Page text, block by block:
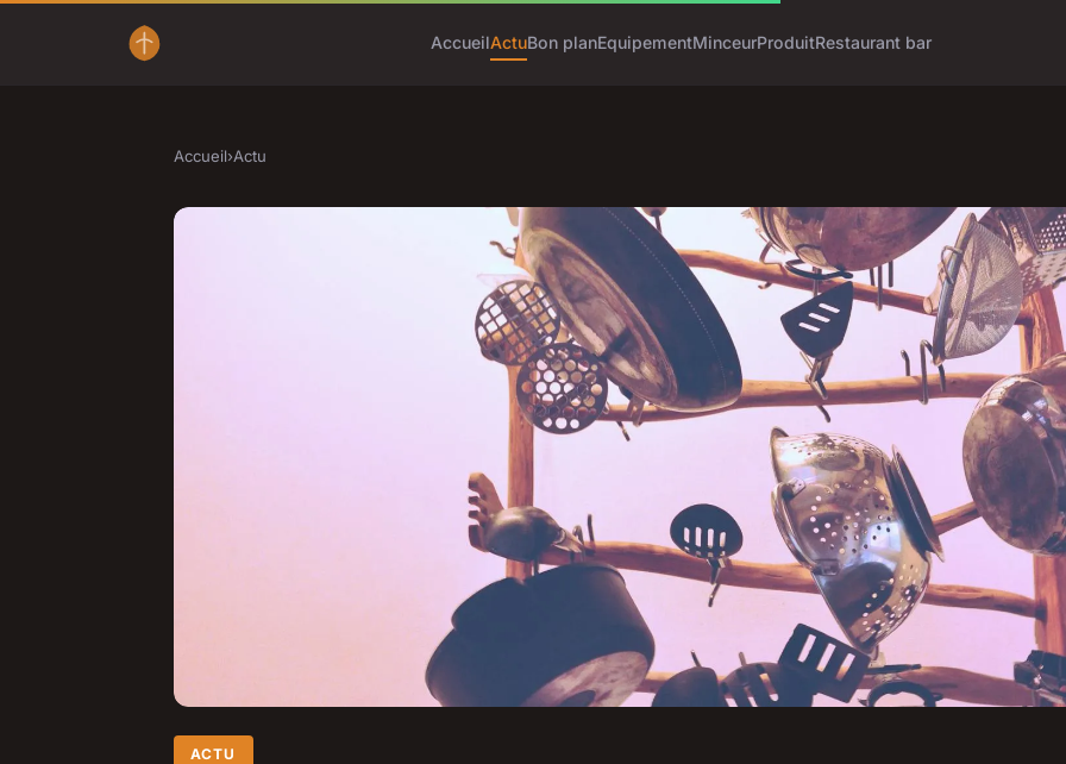
AccueilActuBon planEquipementMinceurProduitRestaurant bar
Accueil›Actu
ACTU